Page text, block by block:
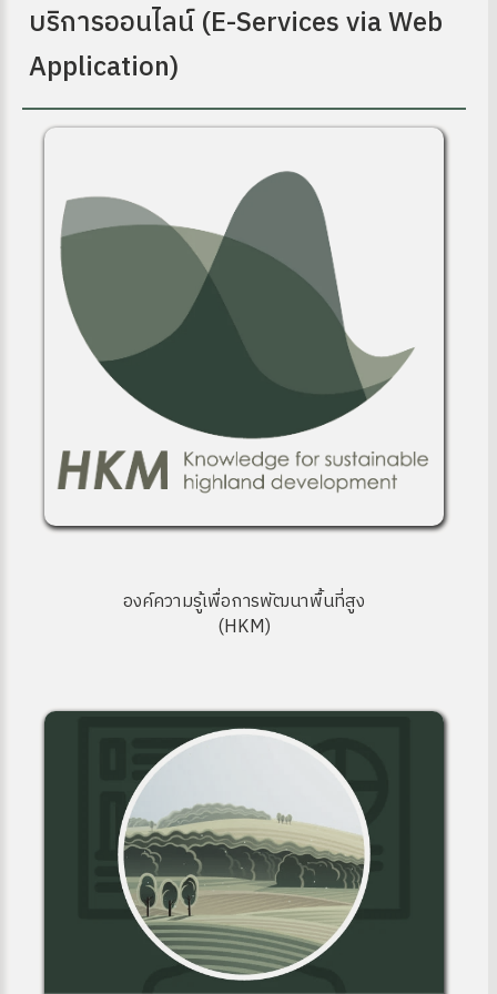
บริการออนไลน์ (E-Services via Web
Application)
องค์ความรู้เพื่อการพัฒนาพื้นที่สูง
(HKM)